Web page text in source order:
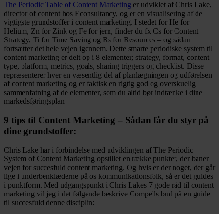
The Periodic Table of Content Marketing er udviklet af Chris Lake,
director of content hos Econsultancy, og er en visualisering af de
vigtigste grundstoffer i content marketing. I stedet for He for
Helium, Zn for Zink og Fe for jern, finder du fx Cs for Content
Strategy, Ti for Time Saving og Rs for Resources – og sådan
fortsætter det hele vejen igennem. Dette smarte periodiske system til
content marketing er delt op i 8 elementer; strategy, format, content
type, platform, metrics, goals, sharing triggers og checklist. Disse
repræsenterer hver en væsentlig del af planlægningen og udførelsen
af content marketing og er faktisk en rigtig god og overskuelig
sammenfatning af de elementer, som du altid bør indtænke i dine
markedsføringsplan
9 tips til Content Marketing – Sådan får du styr på
dine grundstoffer:
Chris Lake har i forbindelse med udviklingen af The Periodic
System of Content Marketing opstillet en række punkter, der baner
vejen for succesfuld content marketing. Og hvis er der noget, der går
lige i underbenklæderne på os kommunikationsfolk, så er det guides
i punktform. Med udgangspunkt i Chris Lakes 7 gode råd til content
marketing vil jeg i det følgende beskrive Compells bud på en guide
til succesfuld denne disciplin: